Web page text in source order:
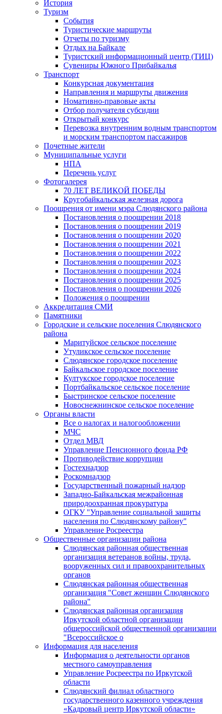
История
Туризм
События
Туристические маршруты
Отчеты по туризму
Отдых на Байкале
Туристский информационный центр (ТИЦ)
Сувениры Южного Прибайкалья
Транспорт
Конкурсная документация
Направления и маршруты движения
Номативно-правовые акты
Отбор получателя субсидии
Открытый конкурс
Перевозка внутренним водным транспортом
и морским транспортом пассажиров
Почетные жители
Муниципальные услуги
НПА
Перечень услуг
Фотогалерея
70 ЛЕТ ВЕЛИКОЙ ПОБЕДЫ
Кругобайкальская железная дорога
Поощрения от имени мэра Слюдянского района
Постановления о поощрении 2018
Постановления о поощрении 2019
Постановления о поощрении 2020
Постановления о поощрении 2021
Постановления о поощрении 2022
Постановления о поощрении 2023
Постановления о поощрении 2024
Постановления о поощрении 2025
Постановления о поощрении 2026
Положения о поощрении
Аккредитация СМИ
Памятники
Городские и сельские поселения Слюдянского
района
Маритуйское сельское поселение
Утуликское сельское поселение
Слюдянское городское поселение
Байкальское городское поселение
Култукское городское поселение
Портбайкальское сельское поселение
Быстринское сельское поселение
Новоснежнинское сельское поселение
Органы власти
Все о налогах и налогообложении
МЧС
Отдел МВД
Управление Пенсионного фонда РФ
Противодействие коррупции
Гостехнадзор
Роскомнадзор
Государственный пожарный надзор
Западно-Байкальская межрайонная
природоохранная прокуратура
ОГКУ "Управление социальной защиты
населения по Слюдянскому району"
Управление Росреестра
Общественные организации района
Слюдянская районная общественная
организация ветеранов войны, труда,
вооруженных сил и правоохранительных
органов
Слюдянская районная общественная
организация "Совет женщин Слюдянского
района"
Слюдянская районная организация
Иркутской областной организации
общероссийской общественной организации
"Всероссийское о
Информация для населения
Информация о деятельности органов
местного самоуправления
Управление Росреестра по Иркутской
области
Слюдянский филиал областного
государственного казенного учреждения
«Кадровый центр Иркутской области»